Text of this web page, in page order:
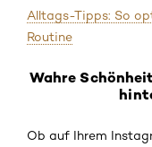
Alltags-Tipps: So
Routine
Wahre
Ob auf Ihrem